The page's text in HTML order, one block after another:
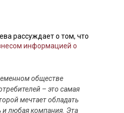
рассуждает о том, что
информацией о
обществе
– это самая
мечтает обладать
любая компания. Эта